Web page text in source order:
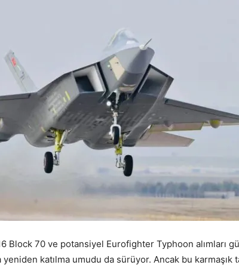
Block 70 ve potansiyel Eurofighter Typhoon alımları
yeniden katılma umudu da sürüyor. Ancak bu karmaşık